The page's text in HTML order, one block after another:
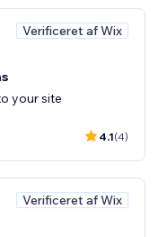
Verificeret af Wix
your site
4.1(4)
Verificeret af Wix